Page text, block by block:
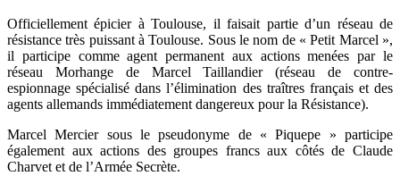
Officiellement épicier à Toulouse, il faisait partie d’un réseau de
résistance très puissant à Toulouse. Sous le nom de « Petit Marcel »,
il participe comme agent permanent aux actions menées par le
réseau Morhange de Marcel Taillandier (réseau de contre-
espionnage spécialisé dans l’élimination des traîtres français et des
agents allemands immédiatement dangereux pour la Résistance).
Marcel Mercier sous le pseudonyme de « Piquepe » participe
également aux actions des groupes francs aux côtés de Claude
Charvet et de l’Armée Secrète.